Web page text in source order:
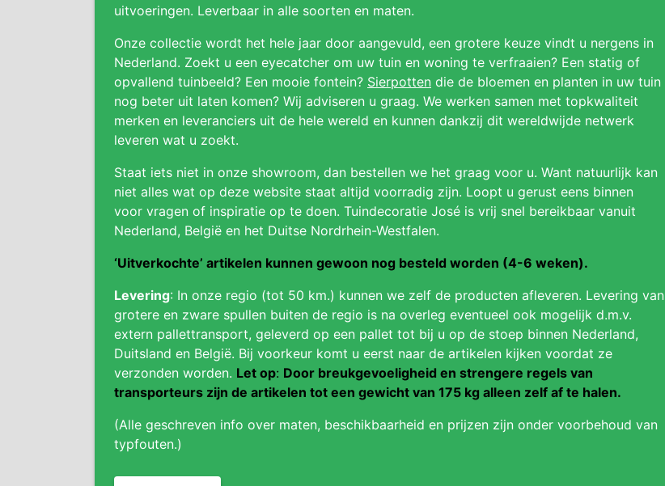
uitvoeringen. Leverbaar in alle soorten en maten.
Onze collectie wordt het hele jaar door aangevuld, een grotere keuze vindt u nergens in
Nederland. Zoekt u een eyecatcher om uw tuin en woning te verfraaien? Een statig of
opvallend tuinbeeld? Een mooie fontein? Sierpotten die de bloemen en planten in uw tuin
nog beter uit laten komen? Wij adviseren u graag. We werken samen met topkwaliteit
merken en leveranciers uit de hele wereld en kunnen dankzij dit wereldwijde netwerk
leveren wat u zoekt.
Staat iets niet in onze showroom, dan bestellen we het graag voor u. Want natuurlijk kan
niet alles wat op deze website staat altijd voorradig zijn. Loopt u gerust eens binnen
voor vragen of inspiratie op te doen. Tuindecoratie José is vrij snel bereikbaar vanuit
Nederland, België en het Duitse Nordrhein-Westfalen.
‘Uitverkochte’ artikelen kunnen gewoon nog besteld worden (4-6 weken).
Levering: In onze regio (tot 50 km.) kunnen we zelf de producten afleveren. Levering van
grotere en zware spullen buiten de regio is na overleg eventueel ook mogelijk d.m.v.
extern pallettransport, geleverd op een pallet tot bij u op de stoep binnen Nederland,
Duitsland en België. Bij voorkeur komt u eerst naar de artikelen kijken voordat ze
verzonden worden. Let op: Door breukgevoeligheid en strengere regels van
transporteurs zijn de artikelen tot een gewicht van 175 kg alleen zelf af te halen.
(Alle geschreven info over maten, beschikbaarheid en prijzen zijn onder voorbehoud van
typfouten.)